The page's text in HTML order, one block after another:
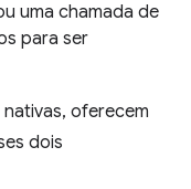
uma chamada de
para ser
oferecem
dois